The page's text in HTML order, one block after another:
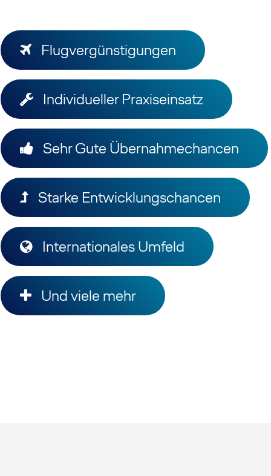
Flugvergünstigungen
Individueller Praxiseinsatz
Sehr Gute Übernahmechancen
​Starke Entwicklungschancen
Internationales Umfeld
Und viele ​mehr